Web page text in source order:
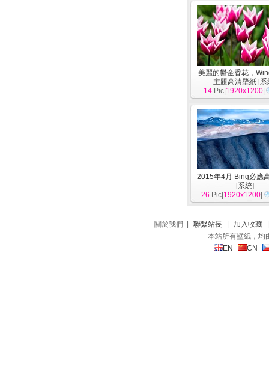
美麗的鬱金香花，
主題高清壁紙 [系
14 Pic| 1920x1200
2015年4月 Bing必應
[系統]
26 Pic| 1920x1200
關於我們 | 聯繫站長 加入收藏
本站所有壁紙，均
EN
CN